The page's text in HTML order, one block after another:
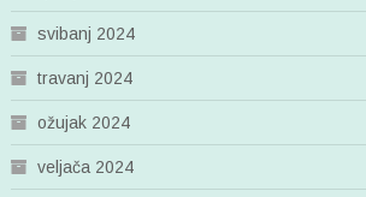
svibanj 2024
travanj 2024
ožujak 2024
veljača 2024